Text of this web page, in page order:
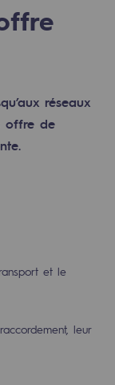
réseaux
offre de
et le
leur